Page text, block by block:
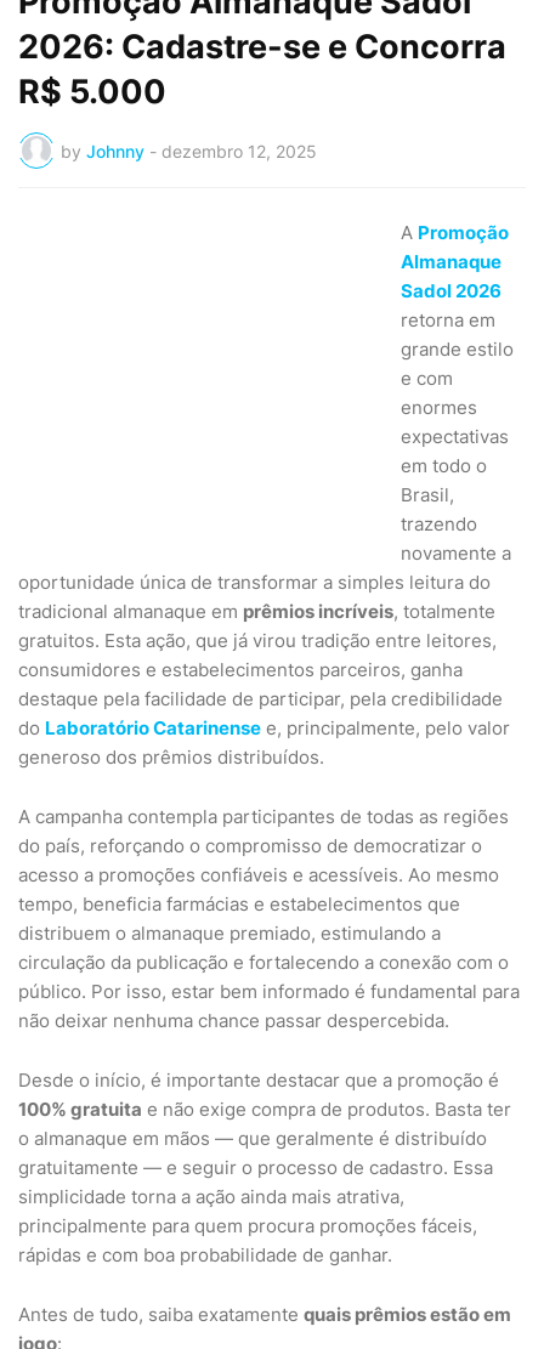
2026: Cadastre-se e Concorra
R$ 5.000
by Johnny - dezembro 12, 2025
A Promoção
Almanaque
Sadol 2026
retorna em
grande estilo
e com
enormes
expectativas
em todo o
Brasil,
trazendo
novamente a
oportunidade única de transformar a simples leitura do
tradicional almanaque em prêmios incríveis, totalmente
gratuitos. Esta ação, que já virou tradição entre leitores,
consumidores e estabelecimentos parceiros, ganha
destaque pela facilidade de participar, pela credibilidade
do Laboratório Catarinense e, principalmente, pelo valor
generoso dos prêmios distribuídos.
A campanha contempla participantes de todas as regiões
do país, reforçando o compromisso de democratizar o
acesso a promoções confiáveis e acessíveis. Ao mesmo
tempo, beneficia farmácias e estabelecimentos que
distribuem o almanaque premiado, estimulando a
circulação da publicação e fortalecendo a conexão com o
público. Por isso, estar bem informado é fundamental para
não deixar nenhuma chance passar despercebida.
Desde o início, é importante destacar que a promoção é
100% gratuita e não exige compra de produtos. Basta ter
o almanaque em mãos — que geralmente é distribuído
gratuitamente — e seguir o processo de cadastro. Essa
simplicidade torna a ação ainda mais atrativa,
principalmente para quem procura promoções fáceis,
rápidas e com boa probabilidade de ganhar.
Antes de tudo, saiba exatamente quais prêmios estão em
jogo: